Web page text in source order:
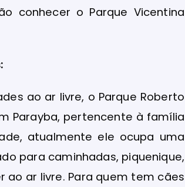
conhecer o Parque Vicentina
ao ar livre, o Parque Roberto
Parayba, pertencente à família
atualmente ele ocupa uma
para caminhadas, piquenique,
ar livre. Para quem tem cães